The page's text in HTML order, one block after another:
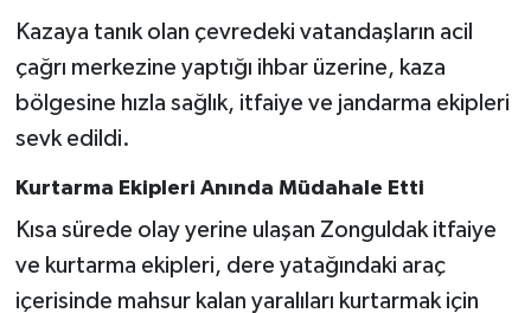
Kazaya tanık olan çevredeki vatandaşların acil
çağrı merkezine yaptığı ihbar üzerine, kaza
bölgesine hızla sağlık, itfaiye ve jandarma ekipleri
sevk edildi.
Kurtarma Ekipleri Anında Müdahale Etti
Kısa sürede olay yerine ulaşan Zonguldak itfaiye
ve kurtarma ekipleri, dere yatağındaki araç
içerisinde mahsur kalan yaralıları kurtarmak için